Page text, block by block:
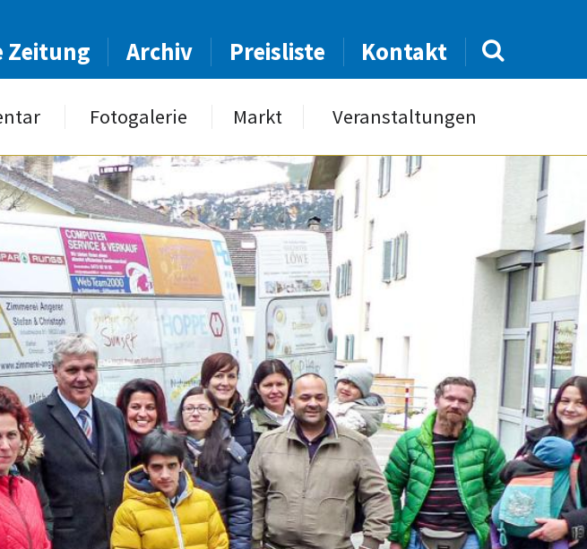
Zeitung Archiv Preisliste Kontakt
Fotogalerie Markt Veranstaltungen